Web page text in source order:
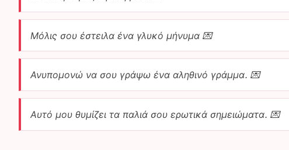
Μόλις σου έστειλα ένα γλυκό μήνυμα 💌
Ανυπομονώ να σου γράψω ένα αληθινό γράμμα. 💌
Αυτό μου θυμίζει τα παλιά σου ερωτικά σημειώματα. 💌